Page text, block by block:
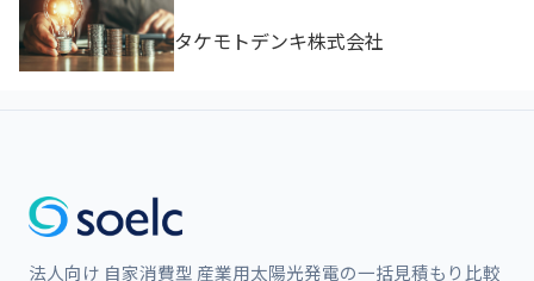
タケモトデンキ株式会社
法人向け 自家消費型 産業用太陽光発電の一括見積もり比較